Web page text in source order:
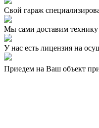
Свой гараж
Мы сами доставим технику
У нас есть лицензия на
Приедем на Ваш объект